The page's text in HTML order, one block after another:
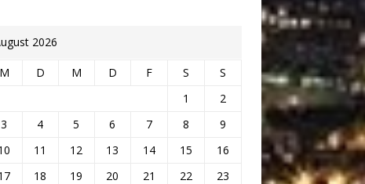
2026
M D M D F S
S
1
2
3
4 5 6 7 8
9
11 12 13 14 15
16
18 19 20 21 22
23